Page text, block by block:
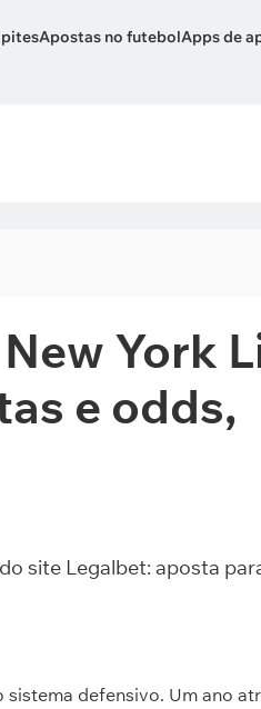
Apostas no futebolApps de
York
e odds,
site Legalbet: aposta
defensivo. Um ano